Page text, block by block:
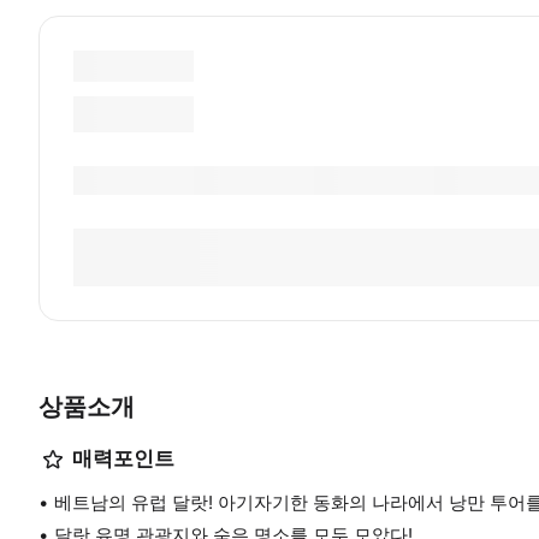
상품소개
매력포인트
베트남의 유럽 달랏! 아기자기한 동화의 나라에서 낭만 투어
달랏 유명 관광지와 숨은 명소를 모두 모았다!